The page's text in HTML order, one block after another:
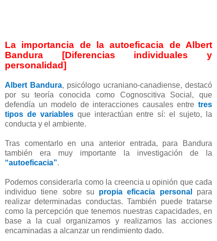
La importancia de la autoeficacia de Albert
Bandura [Diferencias individuales y
personalidad]
Albert Bandura, psicólogo ucraniano-canadiense, destacó
por su teoría conocida como Cognoscitiva Social, que
defendía un modelo de interacciones causales entre tres
tipos de variablesque interactúan entre sí: el sujeto, la
conducta y el ambiente.
Tras comentarlo en una anterior entrada, para Bandura
también era muy importante la investigación de la
“autoeficacia”.
Podemos considerarla como la creencia u opinión que cada
individuo tiene sobre su propia eficacia personal
para
realizar determinadas conductas. También puede tratarse
como la percepción que tenemos nuestras capacidades, en
base a la cual organizamos y realizamos las acciones
encaminadas a alcanzar un rendimiento dado.